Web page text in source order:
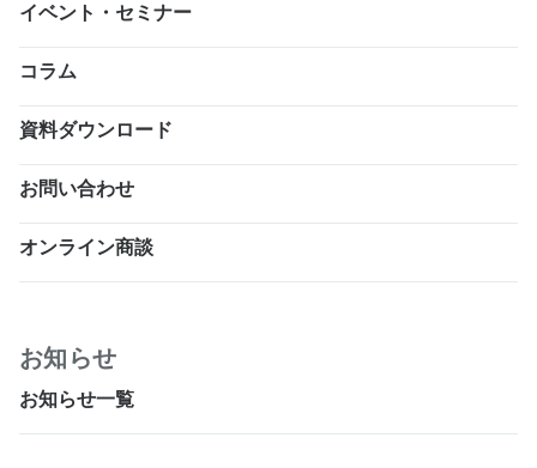
イベント・セミナー
コラム
資料ダウンロード
お問い合わせ
オンライン商談
お知らせ
お知らせ一覧